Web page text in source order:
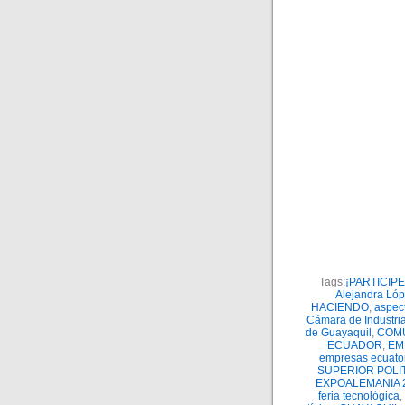
Tags:
Alejandra
HACIENDO,
Cámara de
de Guayaquil ,
ECUADOR,
empresas
SUPERIOR
EXPOALEMANIA
feria tecnológica,